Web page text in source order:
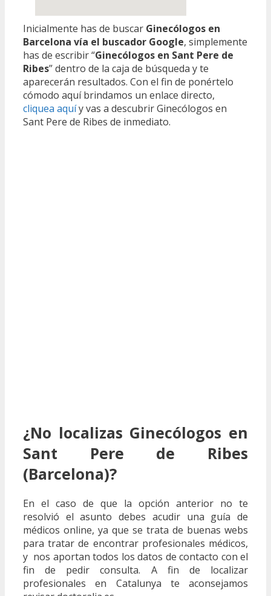
Inicialmente has de buscar Ginecólogos en
Barcelona vía el buscador Google, simplemente
has de escribir “Ginecólogos en Sant Pere de
Ribes” dentro de la caja de búsqueda y te
aparecerán resultados. Con el fin de ponértelo
cómodo aquí brindamos un enlace directo,
cliquea aquíy vas a descubrir Ginecólogos en
Sant Pere de Ribes de inmediato.
¿No localizas Ginecólogos en
Sant Pere de Ribes
(Barcelona)?
En el caso de que la opción anterior no te
resolvió el asunto debes acudir una guía de
médicos online, ya que se trata de buenas webs
para tratar de encontrar profesionales médicos,
y nos aportan todos los datos de contacto con el
fin de pedir consulta. A fin de localizar
profesionales en Catalunya te aconsejamos